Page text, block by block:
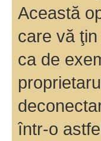
Această
care vă
ca de
într-o